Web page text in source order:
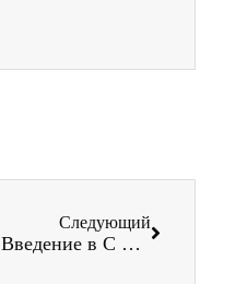
Следующий
Введение в C Z роликовый формовочный станок: Инновации в производстве: объяснение